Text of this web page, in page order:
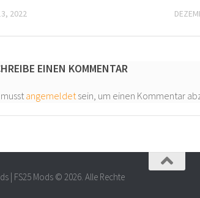
2022
EINEN KOMMENTAR
angemeldetsein, um einen Kommentar
| FS25 Mods © 2026. Alle Rechte